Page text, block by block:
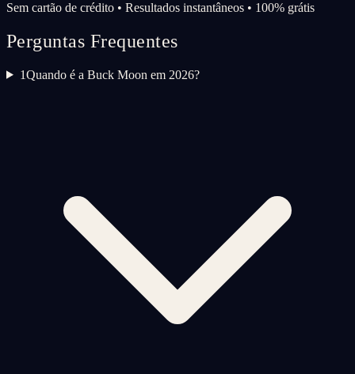
Sem cartão de crédito • Resultados instantâneos • 100% grátis
Perguntas Frequentes
1Quando é a Buck Moon em 2026?